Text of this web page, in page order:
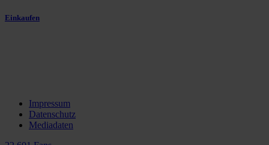
Einkaufen
Impressum
Datenschutz
Mediadaten